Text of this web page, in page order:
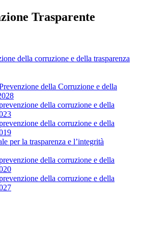
Trasparente
della corruzione e della trasparenza
della Corruzione e della
della corruzione e della
della corruzione e della
per la trasparenza e l’integrità
della corruzione e della
della corruzione e della